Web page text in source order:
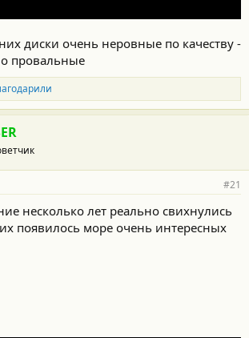
диски очень неровные по качеству -
провальные
#21
несколько лет реально свихнулись
появилось море очень интересных